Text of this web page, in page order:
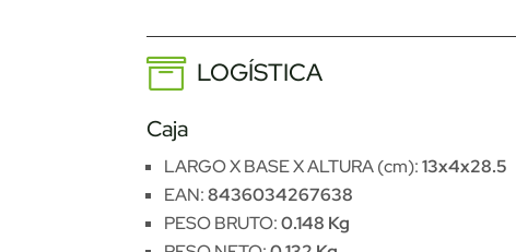
LOGÍSTICA
Caja
LARGO X BASE X ALTURA (cm):13x4x28.5
EAN:8436034267638
PESO BRUTO:0.148 Kg